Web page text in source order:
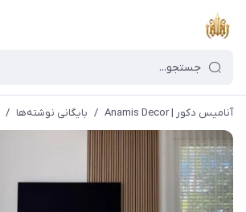
آنامیس دکور | Anamis Decor / بایگانی نوشته‌ها /